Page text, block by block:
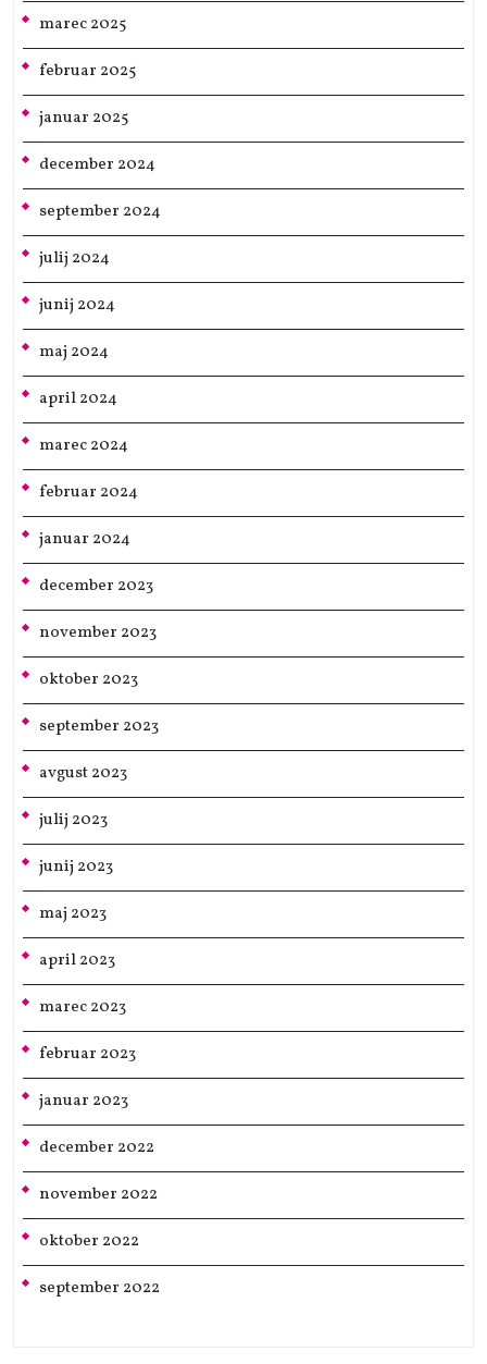
marec 2025
februar 2025
januar 2025
december 2024
september 2024
julij 2024
junij 2024
maj 2024
april 2024
marec 2024
februar 2024
januar 2024
december 2023
november 2023
oktober 2023
september 2023
avgust 2023
julij 2023
junij 2023
maj 2023
april 2023
marec 2023
februar 2023
januar 2023
december 2022
november 2022
oktober 2022
september 2022